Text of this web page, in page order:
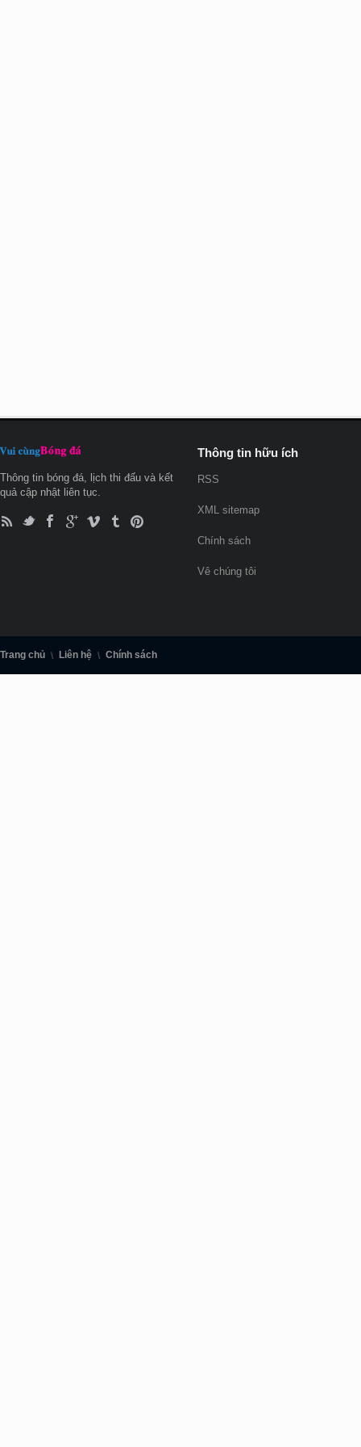
Thông tin bóng đá, lịch thi đấu và kết
quả cập nhật liên tục.
Thông tin hữu ích
RSS
XML sitemap
Chính sách
Vê chúng tôi
Trang chủ Liên hệ Chính sách